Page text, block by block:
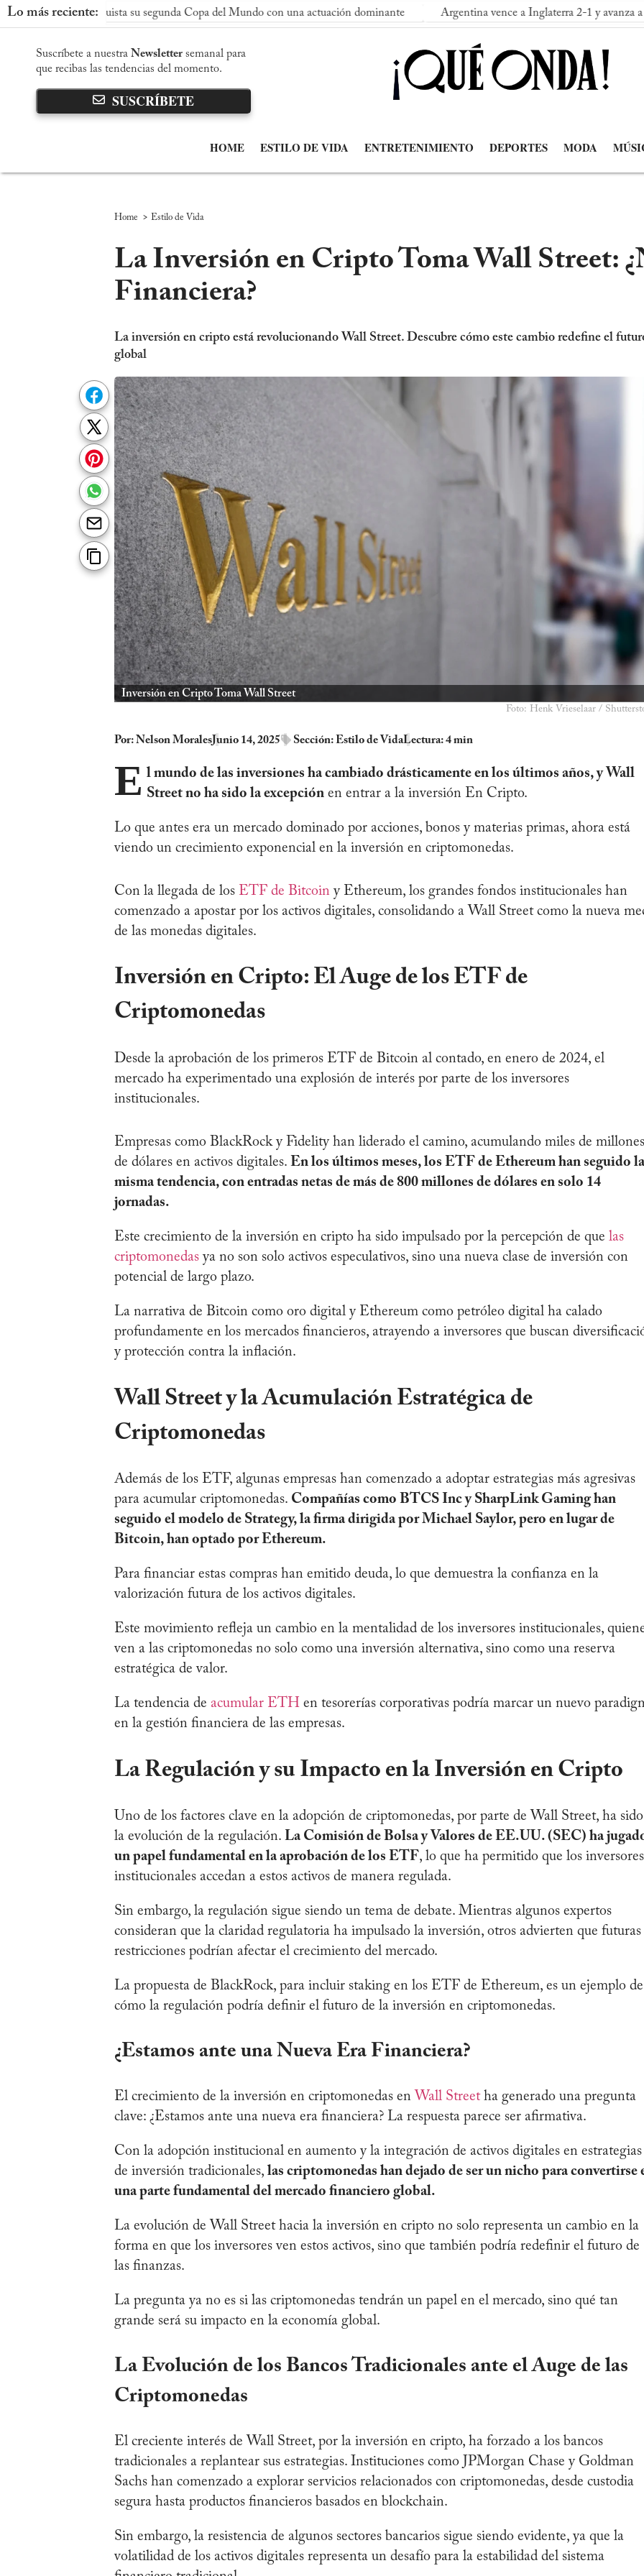
Lo más reciente:
conquista su segunda Copa del Mundo con una actuación dominante Argentina vence a Inglaterra 2-1 y avanza a su
Suscríbete a nuestra Newsletter semanal para
que recibas las tendencias del momento.
SUSCRÍBETE
HOME ESTILO DE VIDA ENTRETENIMIENTO DEPORTES MODA
Home > Estilo de Vida
La Inversión en Cripto Toma Wall Street:
Financiera?
La inversión en cripto está revolucionando Wall Street. Descubre cómo este cambio redefine el
global
Inversión en Cripto Toma Wall Street
Foto: Henk Vrieselaar /
Por:Nelson Morales Junio 14, 2025 Sección:Estilo de VidaLectura: 4 min
E l mundo de las inversiones ha cambiado drásticamente en los últimos años, y Wall
Street no ha sido la excepción en entrar a la inversión En Cripto.
Lo que antes era un mercado dominado por acciones, bonos y materias primas, ahora está
viendo un crecimiento exponencial en la inversión en criptomonedas.
Con la llegada de los ETF de Bitcoin y Ethereum, los grandes fondos institucionales han
comenzado a apostar por los activos digitales, consolidando a Wall Street como la nueva
de las monedas digitales.
Inversión en Cripto: El Auge de los ETF de
Criptomonedas
Desde la aprobación de los primeros ETF de Bitcoin al contado, en enero de 2024, el
mercado ha experimentado una explosión de interés por parte de los inversores
institucionales.
Empresas como BlackRock y Fidelity han liderado el camino, acumulando miles de millones
de dólares en activos digitales. En los últimos meses, los ETF de Ethereum han seguido la
misma tendencia, con entradas netas de más de 800 millones de dólares en solo 14
jornadas.
Este crecimiento de la inversión en cripto ha sido impulsado por la percepción de que las
criptomonedas ya no son solo activos especulativos, sino una nueva clase de inversión con
potencial de largo plazo.
La narrativa de Bitcoin como oro digital y Ethereum como petróleo digital ha calado
profundamente en los mercados financieros, atrayendo a inversores que buscan
y protección contra la inflación.
Wall Street y la Acumulación Estratégica de
Criptomonedas
Además de los ETF, algunas empresas han comenzado a adoptar estrategias más agresivas
para acumular criptomonedas. Compañías como BTCS Inc y SharpLink Gaming han
seguido el modelo de Strategy, la firma dirigida por Michael Saylor, pero en lugar de
Bitcoin, han optado por Ethereum.
Para financiar estas compras han emitido deuda, lo que demuestra la confianza en la
valorización futura de los activos digitales.
Este movimiento refleja un cambio en la mentalidad de los inversores institucionales,
ven a las criptomonedas no solo como una inversión alternativa, sino como una reserva
estratégica de valor.
La tendencia de acumular ETH en tesorerías corporativas podría marcar un nuevo
en la gestión financiera de las empresas.
La Regulación y su Impacto en la Inversión en Cripto
Uno de los factores clave en la adopción de criptomonedas, por parte de Wall Street, ha sido
la evolución de la regulación. La Comisión de Bolsa y Valores de EE.UU. (SEC) ha
un papel fundamental en la aprobación de los ETF, lo que ha permitido que los inversores
institucionales accedan a estos activos de manera regulada.
Sin embargo, la regulación sigue siendo un tema de debate. Mientras algunos expertos
consideran que la claridad regulatoria ha impulsado la inversión, otros advierten que futuras
restricciones podrían afectar el crecimiento del mercado.
La propuesta de BlackRock, para incluir staking en los ETF de Ethereum, es un ejemplo de
cómo la regulación podría definir el futuro de la inversión en criptomonedas.
¿Estamos ante una Nueva Era Financiera?
El crecimiento de la inversión en criptomonedas en Wall Streetha generado una pregunta
clave: ¿Estamos ante una nueva era financiera? La respuesta parece ser afirmativa.
Con la adopción institucional en aumento y la integración de activos digitales en estrategias
de inversión tradicionales, las criptomonedas han dejado de ser un nicho para convertirse
una parte fundamental del mercado financiero global.
La evolución de Wall Street hacia la inversión en cripto no solo representa un cambio en la
forma en que los inversores ven estos activos, sino que también podría redefinir el futuro de
las finanzas.
La pregunta ya no es si las criptomonedas tendrán un papel en el mercado, sino qué tan
grande será su impacto en la economía global.
La Evolución de los Bancos Tradicionales ante el Auge de las
Criptomonedas
El creciente interés de Wall Street, por la inversión en cripto, ha forzado a los bancos
tradicionales a replantear sus estrategias. Instituciones como JPMorgan Chase y Goldman
Sachs han comenzado a explorar servicios relacionados con criptomonedas, desde custodia
segura hasta productos financieros basados en blockchain.
Sin embargo, la resistencia de algunos sectores bancarios sigue siendo evidente, ya que la
volatilidad de los activos digitales representa un desafío para la estabilidad del sistema